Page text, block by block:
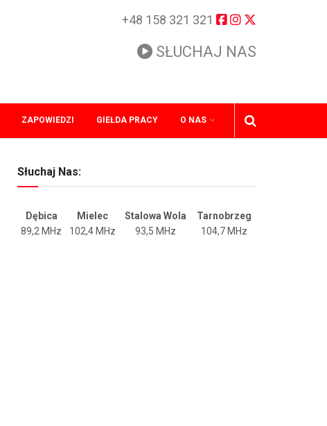
+48 158 321 321
SŁUCHAJ NAS
ZAPOWIEDZI GIEŁDA PRACY O NAS
Słuchaj Nas:
Dębica Mielec Stalowa Wola
Tarnobrzeg
89,2 MHz
102,4 MHz 93,5 MHz 104,7 MHz